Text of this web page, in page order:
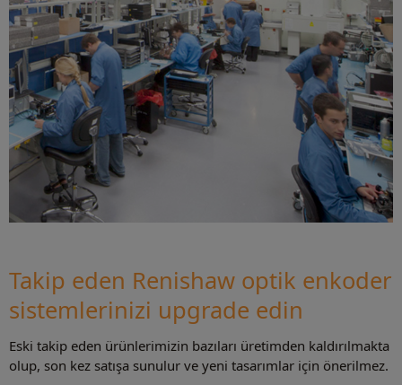
Takip eden Renishaw optik enkoder
sistemlerinizi upgrade edin
Eski takip eden ürünlerimizin bazıları üretimden kaldırılmakta
olup, son kez satışa sunulur ve yeni tasarımlar için önerilmez.